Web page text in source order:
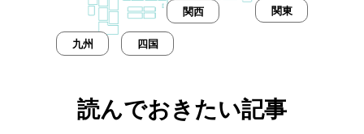
関東
関西
四国
九州
読んでおきたい記事